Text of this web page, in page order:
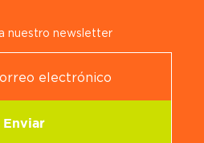
nuestro newsletter